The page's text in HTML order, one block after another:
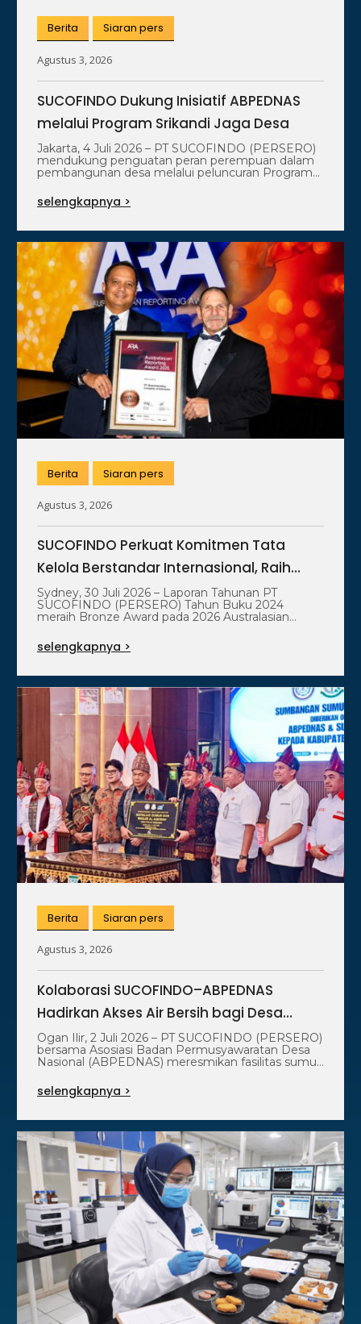
Berita Siaran pers
Agustus 3, 2026
SUCOFINDO Dukung Inisiatif ABPEDNAS
melalui Program Srikandi Jaga Desa
Jakarta, 4 Juli 2026 – PT SUCOFINDO (PERSERO)
mendukung penguatan peran perempuan dalam
pembangunan desa melalui peluncuran Program
selengkapnya >
Berita Siaran pers
Agustus 3, 2026
SUCOFINDO Perkuat Komitmen Tata
Kelola Berstandar Internasional, Raih
Bronze Award Australasian Reporting
Awards
Sydney, 30 Juli 2026 – Laporan Tahunan PT
SUCOFINDO (PERSERO) Tahun Buku 2024
meraih Bronze Award pada 2026 Australasian
selengkapnya >
Berita Siaran pers
Agustus 3, 2026
Kolaborasi SUCOFINDO–ABPEDNAS
Hadirkan Akses Air Bersih bagi Desa
Pulau Semambu
Ogan Ilir, 2 Juli 2026 – PT SUCOFINDO (PERSERO)
bersama Asosiasi Badan Permusyawaratan Desa
Nasional (ABPEDNAS) meresmikan fasilitas sumur
selengkapnya >